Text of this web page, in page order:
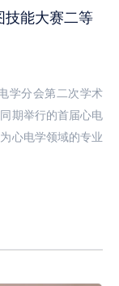
能大赛二等
学分会第二次学术
期举行的首届心电
心电学领域的专业